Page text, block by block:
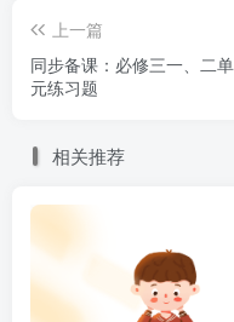
A．全过程人民民
主有制度保障
的本质是人民当家作主
2．我国已经形成
制度体系，已经构建多
体现了( )
上一篇
同步备课：必修三一、二单
元练习题
相关推荐